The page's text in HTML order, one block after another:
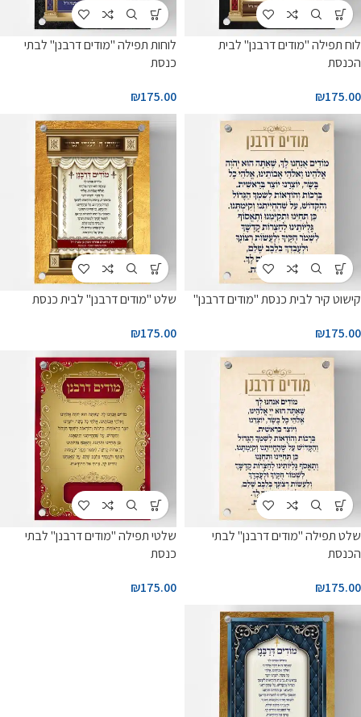
לוח תפילה "מודים דרבנן" לבית
הכנסת
₪175.00
לוחות תפילה "מודים דרבנן" לבתי
כנסת
₪175.00
קישוט קיר לבית כנסת "מודים דרבנן"
₪175.00
שלט "מודים דרבנן" לבית כנסת
₪175.00
שלט תפילה "מודים דרבנן" לבתי
הכנסת
₪175.00
שלטי תפילה "מודים דרבנן" לבתי
כנסת
₪175.00